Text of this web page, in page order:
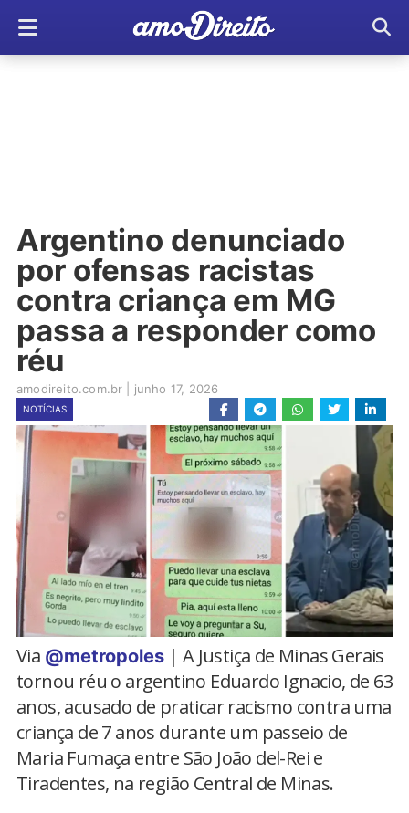
Argentino denunciado
por ofensas racistas
contra criança em MG
passa a responder como
réu
amodireito.com.br junho 17, 2026
NOTÍCIAS
Via @metropoles| A Justiça de Minas Gerais
tornou réu o argentino Eduardo Ignacio, de 63
anos, acusado de praticar racismo contra uma
criança de 7 anos durante um passeio de
Maria Fumaça entre São João del-Rei e
Tiradentes, na região Central de Minas.